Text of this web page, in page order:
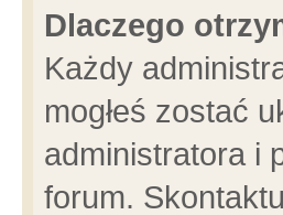
Dlaczego
Każdy
mogłeś zostać
administratora i
forum.